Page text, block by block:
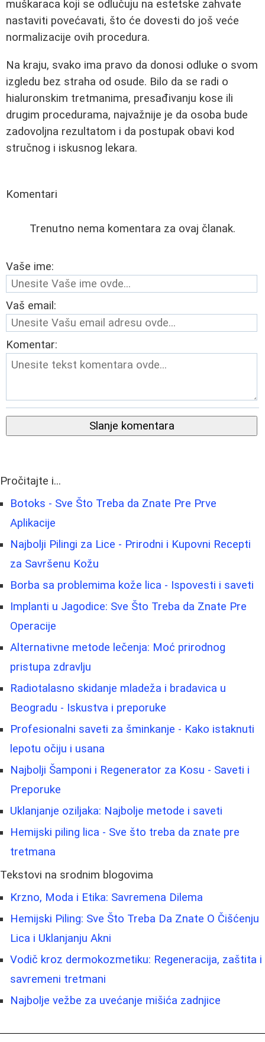
muškaraca koji se odlučuju na estetske zahvate
nastaviti povećavati, što će dovesti do još veće
normalizacije ovih procedura.
Na kraju, svako ima pravo da donosi odluke o svom
izgledu bez straha od osude. Bilo da se radi o
hialuronskim tretmanima, presađivanju kose ili
drugim procedurama, najvažnije je da osoba bude
zadovoljna rezultatom i da postupak obavi kod
stručnog i iskusnog lekara.
Komentari
Trenutno nema komentara za ovaj članak.
Vaše ime:
Vaš email:
Komentar:
Slanje komentara
Pročitajte i...
Botoks - Sve Što Treba da Znate Pre Prve
Aplikacije
Najbolji Pilingi za Lice - Prirodni i Kupovni Recepti
za Savršenu Kožu
Borba sa problemima kože lica - Ispovesti i saveti
Implanti u Jagodice: Sve Što Treba da Znate Pre
Operacije
Alternativne metode lečenja: Moć prirodnog
pristupa zdravlju
Radiotalasno skidanje mladeža i bradavica u
Beogradu - Iskustva i preporuke
Profesionalni saveti za šminkanje - Kako istaknuti
lepotu očiju i usana
Najbolji Šamponi i Regenerator za Kosu - Saveti i
Preporuke
Uklanjanje oziljaka: Najbolje metode i saveti
Hemijski piling lica - Sve što treba da znate pre
tretmana
Tekstovi na srodnim blogovima
Krzno, Moda i Etika: Savremena Dilema
Hemijski Piling: Sve Što Treba Da Znate O Čišćenju
Lica i Uklanjanju Akni
Vodič kroz dermokozmetiku: Regeneracija, zaštita i
savremeni tretmani
Najbolje vežbe za uvećanje mišića zadnjice